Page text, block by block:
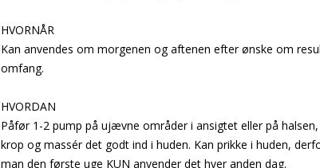
HVORNÅR
Kan anvendes om morgenen og aftenen efter ønske om
omfang.
HVORDAN
Påfør 1-2 pump på ujævne områder i ansigtet eller på
krop og massér det godt ind i huden. Kan prikke i huden,
man den første uge KUN anvender det hver anden dag.